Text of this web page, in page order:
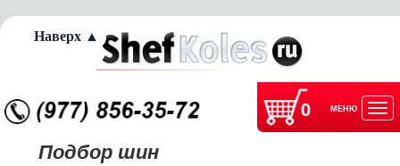
0 МЕНЮ
Подбор шин
Наверх ▲